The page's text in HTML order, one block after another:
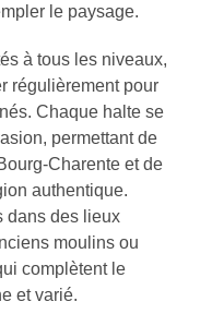
le paysage.
à tous les niveaux,
régulièrement pour
Chaque halte se
permettant de
Charente et de
authentique.
dans des lieux
moulins ou
complètent le
et varié.